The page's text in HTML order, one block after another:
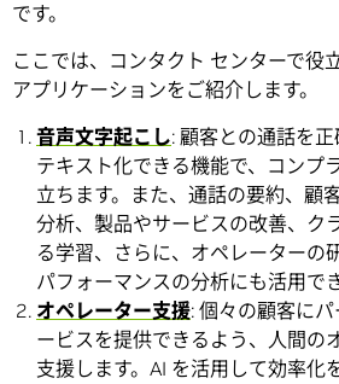
です。
ここでは、コンタクト センターで役
アプリケーションをご紹介します。
音声文字起こし: 顧客との通話を
テキスト化できる機能で、コンプ
立ちます。また、通話の要約、顧
分析、製品やサービスの改善、ク
る学習、さらに、オペレーターの
パフォーマンスの分析にも活用でき
オペレーター支援: 個々の顧客に
ービスを提供できるよう、人間の
支援します。AI を活用して効率化